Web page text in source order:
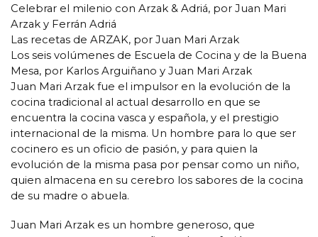
Celebrar el milenio con Arzak & Adriá, por Juan Mari
Arzak y Ferrán Adriá
Las recetas de ARZAK, por Juan Mari Arzak
Los seis volúmenes de Escuela de Cocina y de la Buena
Mesa, por Karlos Arguiñano y Juan Mari Arzak
Juan Mari Arzak fue el impulsor en la evolución de la
cocina tradicional al actual desarrollo en que se
encuentra la cocina vasca y española, y el prestigio
internacional de la misma. Un hombre para lo que ser
cocinero es un oficio de pasión, y para quien la
evolución de la misma pasa por pensar como un niño,
quien almacena en su cerebro los sabores de la cocina
de su madre o abuela.
Juan Mari Arzak es un hombre generoso, que